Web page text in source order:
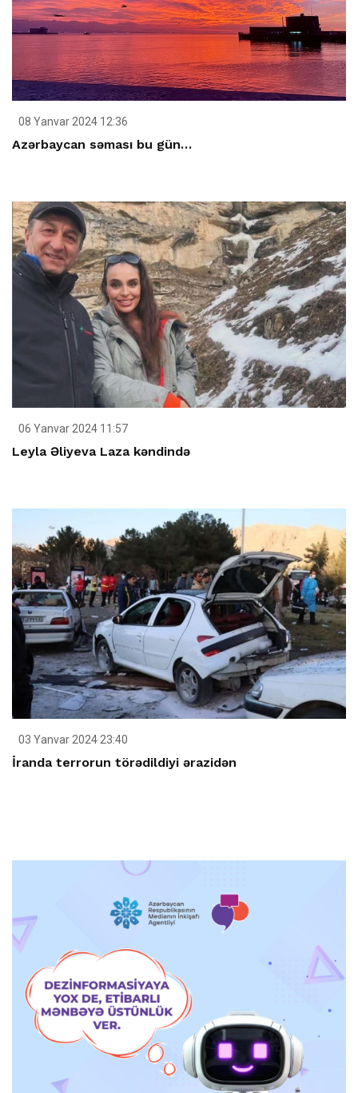
08 Yanvar 2024 12:36
Azərbaycan səması bu gün…
06 Yanvar 2024 11:57
Leyla Əliyeva Laza kəndində
03 Yanvar 2024 23:40
İranda terrorun törədildiyi ərazidən